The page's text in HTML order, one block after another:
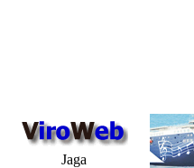
Jaga